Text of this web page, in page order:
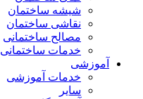
شیشه ساختمان
نقاشی ساختمان
مصالح ساختمانی
خدمات ساختمانی
آموزشی
خدمات آموزشی
سایر